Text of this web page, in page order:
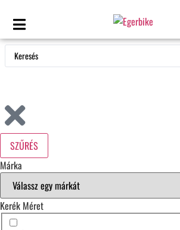
SZŰRÉS
Márka
Kerék Méret